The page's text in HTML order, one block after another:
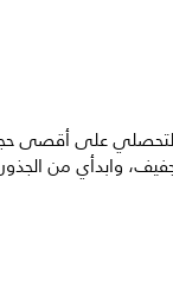
لتحصلي على أقصى
وابدأي من الجذور